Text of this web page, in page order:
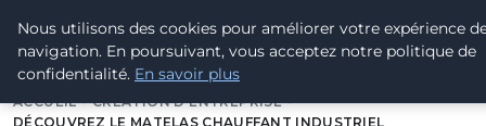
7
Tramway7
Passion Tramway & Transport Urbain
ACCUEIL
CRÉATION D’ENTREPRISE
DÉCOUVREZ LE MATELAS CHAUFFANT INDUSTRIEL
Nous utilisons des cookies pour améliorer votre expérience
navigation. En poursuivant, vous acceptez notre politique de
confidentialité. En savoir plus